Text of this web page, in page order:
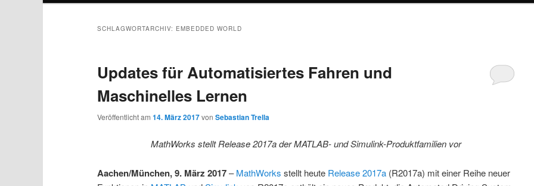
SCHLAGWORTARCHIV: EMBEDDED WORLD
Updates für Automatisiertes Fahren und
Maschinelles Lernen
Veröffentlicht am14. März 2017vonSebastian Trella
MathWorks stellt Release 2017a der MATLAB- und Simulink-Produktfamilien vor
Aachen/München, 9. März 2017–MathWorks stellt heute Release 2017a (R2017a) mit einer Reihe neuer